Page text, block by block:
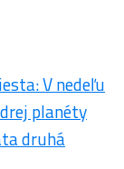
V nedeľu
planéty